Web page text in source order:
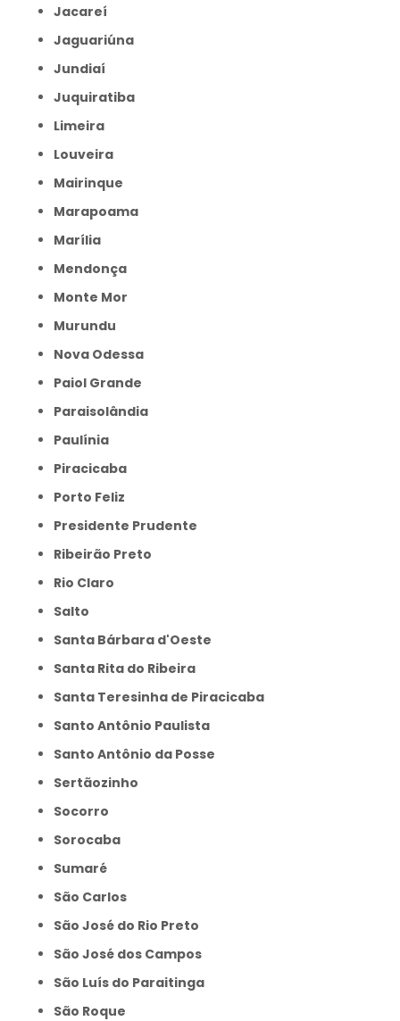
Jacareí
Jaguariúna
Jundiaí
Juquiratiba
Limeira
Louveira
Mairinque
Marapoama
Marília
Mendonça
Monte Mor
Murundu
Nova Odessa
Paiol Grande
Paraisolândia
Paulínia
Piracicaba
Porto Feliz
Presidente Prudente
Ribeirão Preto
Rio Claro
Salto
Santa Bárbara d'Oeste
Santa Rita do Ribeira
Santa Teresinha de Piracicaba
Santo Antônio Paulista
Santo Antônio da Posse
Sertãozinho
Socorro
Sorocaba
Sumaré
São Carlos
São José do Rio Preto
São José dos Campos
São Luís do Paraitinga
São Roque